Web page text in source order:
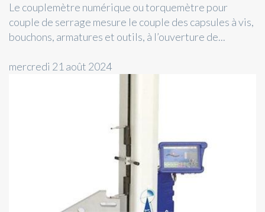
Le couplemètre numérique ou torquemètre pour
couple de serrage mesure le couple des capsules à vis,
bouchons, armatures et outils, à l’ouverture de...
mercredi 21 août 2024